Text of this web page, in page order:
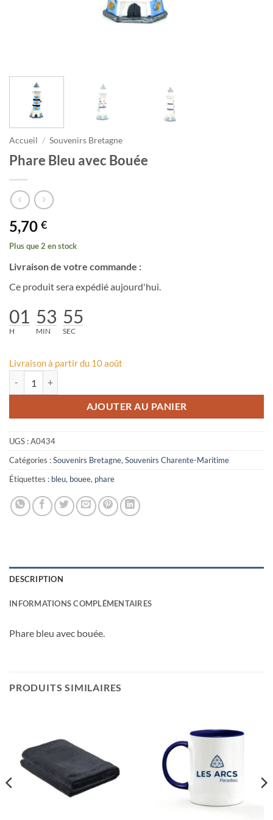
Accueil / Souvenirs Bretagne
Phare Bleu avec Bouée
5,70 €
Plus que 2 en stock
Livraison de votre commande :
Ce produit sera expédié aujourd'hui.
01
H
53
MIN
55
SEC
Livraison à partir du 10 août
AJOUTER AU PANIER
UGS :A0434
Catégories :Souvenirs Bretagne, Souvenirs Charente-Maritime
Étiquettes : bleu, bouee, phare
DESCRIPTION
INFORMATIONS COMPLÉMENTAIRES
Phare bleu avec bouée.
PRODUITS SIMILAIRES